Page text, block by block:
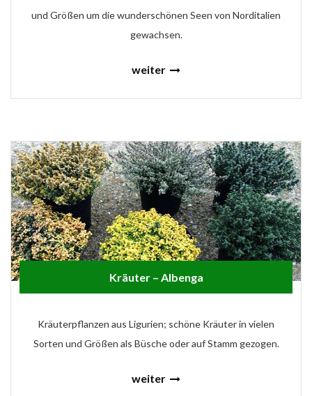
und Größen um die wunderschönen Seen von Norditalien
gewachsen.
weiter
Kräuter – Albenga
Kräuterpflanzen aus Ligurien; schöne Kräuter in vielen
Sorten und Größen als Büsche oder auf Stamm gezogen.
weiter